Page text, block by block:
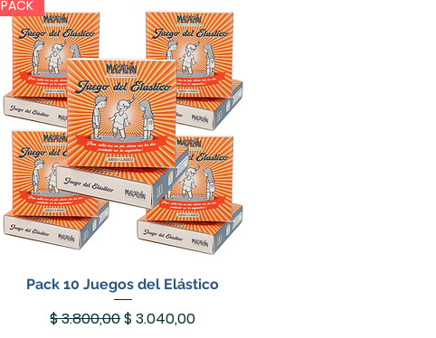
PACK
Pack 10 Juegos del Elástico
Precio
$ 3.800,00Precio de oferta
$ 3.040,00